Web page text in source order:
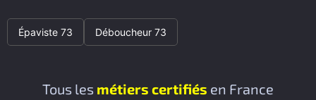
Épaviste 73 Déboucheur 73
Tous les métiers certifiés en France